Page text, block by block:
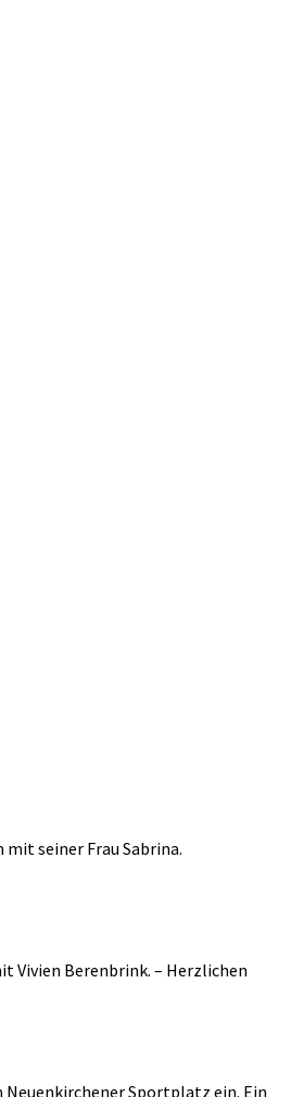
seiner Frau Sabrina.
Vivien Berenbrink. – Herzlichen
Neuenkirchener Sportplatz ein. Ein